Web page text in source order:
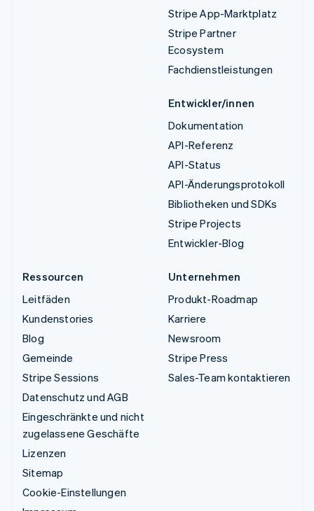
Stripe App-Marktplatz
Stripe Partner
Ecosystem
Fachdienstleistungen
Entwickler/innen
Dokumentation
API-Referenz
API-Status
API-Änderungsprotokoll
Bibliotheken und SDKs
Stripe Projects
Entwickler-Blog
Ressourcen
Leitfäden
Kundenstories
Blog
Gemeinde
Stripe Sessions
Datenschutz und AGB
Eingeschränkte und nicht
zugelassene Geschäfte
Lizenzen
Sitemap
Cookie-Einstellungen
Unternehmen
Produkt-Roadmap
Karriere
Newsroom
Stripe Press
Sales-Team kontaktieren